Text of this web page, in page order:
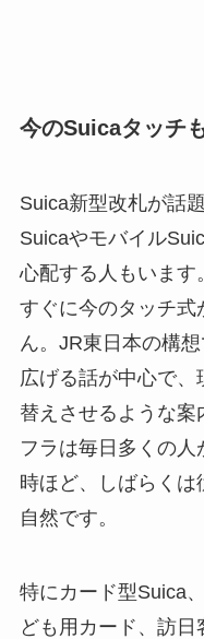
今のSuicaタッチ
Suica新型改札が話
Suicaやモバイル
心配する人もいます
すぐに今のタッチ
ん。JR東日本の構
広げる話が中心で、
替えさせるような
フラは毎日多くの
時ほど、しばらく
自然です。
特にカード型Suica
ども用カード、訪